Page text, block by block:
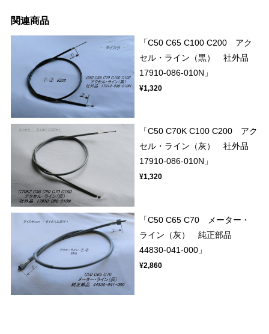
関連商品
「C50 C65 C100 C200 アク
セル・ライン（黒） 社外品
17910-086-010N」
¥1,320
「C50 C70K C100 C200 アク
セル・ライン（灰） 社外品
17910-086-010N」
¥1,320
「C50 C65 C70 メーター・
ライン（灰） 純正部品
44830-041-000」
¥2,860